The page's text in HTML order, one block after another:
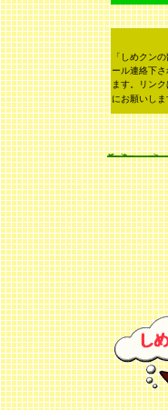
「しめクン
ール連絡下
ます。リン
にお願いし